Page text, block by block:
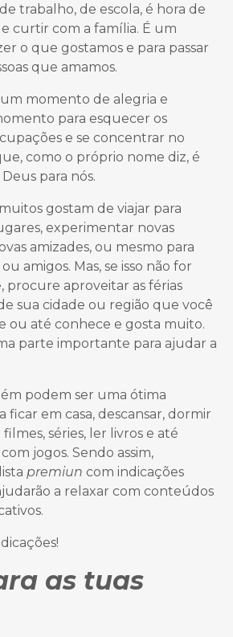
trabalho, de escola, é hora de
curtir com a família. É um
o que gostamos e para passar
que amamos.
um momento de alegria e
para esquecer os
e se concentrar no
como o próprio nome diz, é
para nós.
gostam de viajar para
experimentar novas
amizades, ou mesmo para
amigos. Mas, se isso não for
procure aproveitar as férias
sua cidade ou região que você
ou até conhece e gosta muito.
parte importante para ajudar a
podem ser uma ótima
em casa, descansar, dormir
séries, ler livros e até
jogos. Sendo assim,
premiun com indicações
a relaxar com conteúdos
as tuas